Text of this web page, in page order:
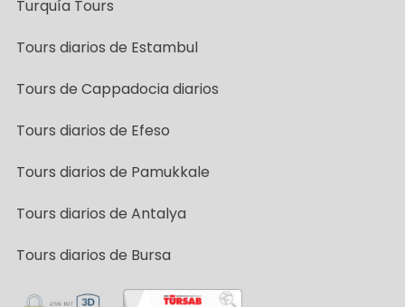
Turquía Tours
Tours diarios de Estambul
Tours de Cappadocia diarios
Tours diarios de Efeso
Tours diarios de Pamukkale
Tours diarios de Antalya
Tours diarios de Bursa